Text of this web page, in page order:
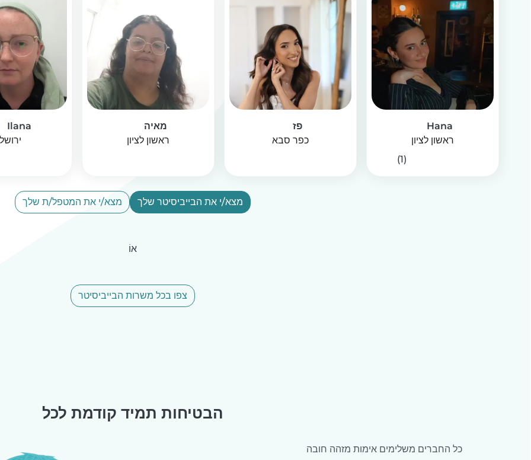
Hana
ראשון לציון
(1)
פז
כפר סבא
מאיה
ראשון לציון
Ilana
מצא/י את הבייביסיטר שלך מצא/י את המטפל/ת שלך
אוֹ
צפו בכל משרות הבייביסיטר
הבטיחות תמיד קודמת לכל
כל החברים משלימים אימות מזהה חובה